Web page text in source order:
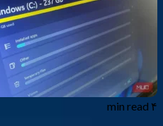
۴ min read